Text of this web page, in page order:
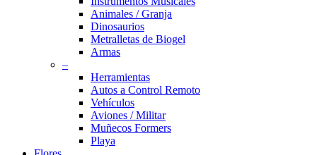
Animales / Granja
Dinosaurios
Metralletas de Biogel
Armas
–
Herramientas
Autos a Control Remoto
Vehículos
Aviones / Militar
Muñecos Formers
Playa